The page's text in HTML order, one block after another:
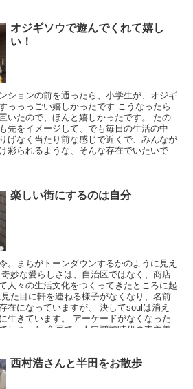
の穏やかな日常が半田駅前に訪れているこ
ベントはとても楽しいですが、それは
景色を輝かせるために、一瞬、理想の風景
ような時間。 その一瞬の楽しい時間を、
そこで初めて知り合った人と過ごしたつな
人にとっても街にとっても財産になりま
ター」だけが日常に残り、苦しんだり落
ちに、「あの時の景色」が元気をくれま
きるのは少なくとも10年、20年後だと思
ていますが、 何十年の時間も、ただの
。 今が楽しくなければ、確実に未来も楽
発逆転なんかない。 毎日が、毎秒が、少
すように ♡ 10/6(水)15:30-17:00蔵のまち
オジギソウで遊んでくれて嬉し
い！
ションの前を通ったら、小学生が、オジギ
っっっごい嬉しかったです こうなったら
いたので、ほんと嬉しかったです。 たの
先をイメージして、でも毎日の生活の中
げなく当たり前な感じで近くで、みんなが
彩られるような、そんな存在でいたいで
楽しい街にするのは自分
。まちがトーンダウンするかのように見え
妙な愛らしさは、自治区ではなく、商店
人々の生活文化をつくってきたところに起
た目に軒を連ねる様子がなくなり、名前
在になっていますが、 決してsoulは消え
生きています。 アーケードがなくなった
しまった 全国で、人口増加時代の車主義
全国的にも向かっていきます。 「どうせ
」おもしろい街がいい。 私たちはコロナ
する意義を考えさせられました。 「この
西村浩さんと半田をお散歩